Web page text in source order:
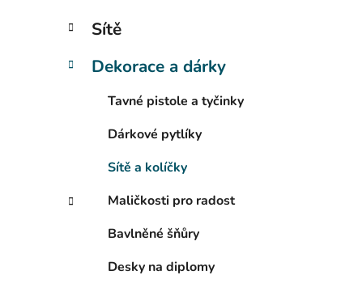
s
r
a
n
e
o
Sítě
Dekorace a dárky
Tavné pistole a tyčinky
Dárkové pytlíky
Sítě a kolíčky
Maličkosti pro radost
Bavlněné šňůry
Desky na diplomy